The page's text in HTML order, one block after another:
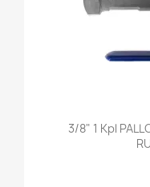
3/8" 1 Kpl